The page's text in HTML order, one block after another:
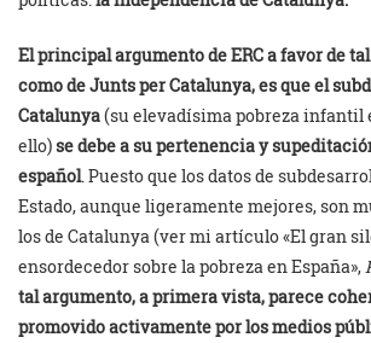
El principal argumento de ERC a favor de
como de Junts per Catalunya, es que el
Catalunya(su elevadísima pobreza infantil
ello) se debe a su pertenencia y
español. Puesto que los datos de
Estado, aunque ligeramente mejores, son
los de Catalunya (ver mi artículo «El gran
ensordecedor sobre la pobreza en España»,
tal argumento, a primera vista, parece
promovido activamente por los medios